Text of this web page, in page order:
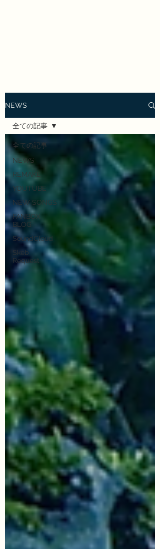
NEWS
全ての記事
NEWS
REMAKE
YOUTUBE
NEW SONGS
FANBOX
BLOG
SoundCloud
Skeb
Request
全ての記事